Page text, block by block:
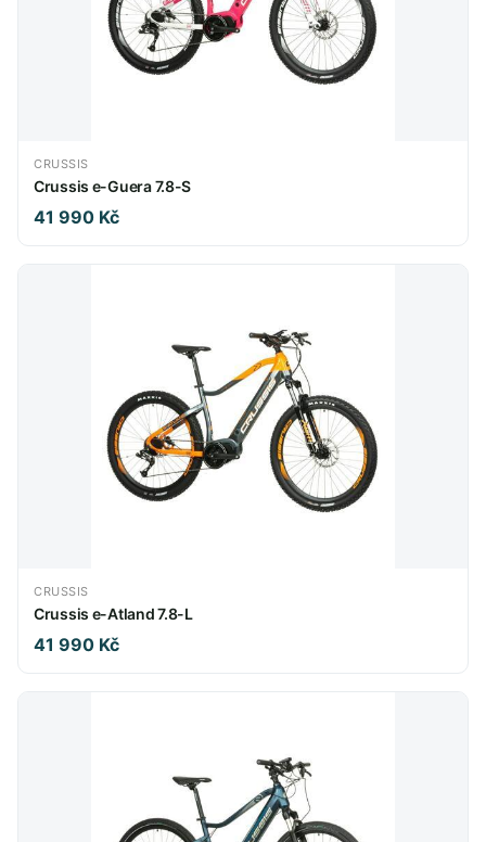
CRUSSIS
Crussis e-Guera 7.8-S
41 990 Kč
CRUSSIS
Crussis e-Atland 7.8-L
41 990 Kč